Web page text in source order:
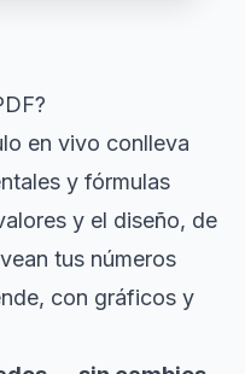
en vivo conlleva
y fórmulas
y el diseño, de
tus números
con gráficos y